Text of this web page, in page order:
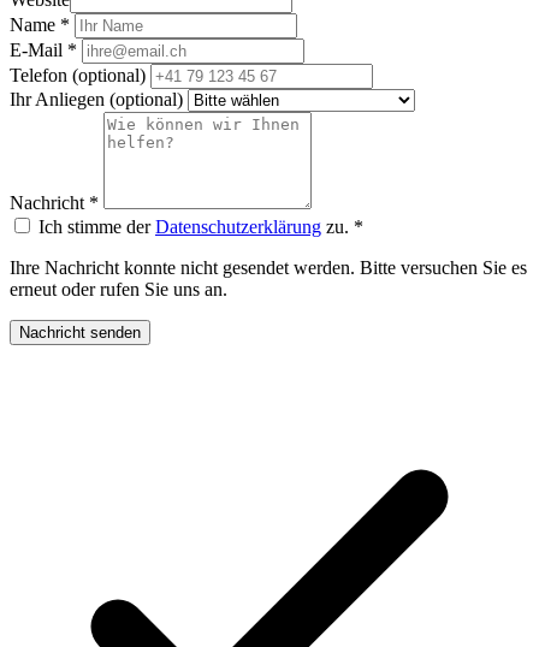
Name *
E-Mail *
Telefon (optional)
Ihr Anliegen (optional)
Nachricht *
Ich stimme derDatenschutzerklärung zu. *
Ihre Nachricht konnte nicht gesendet werden. Bitte versuchen Sie es
erneut oder rufen Sie uns an.
Nachricht senden